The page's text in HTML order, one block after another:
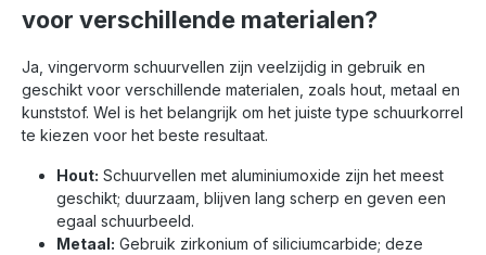
voor verschillende materialen?
Ja, vingervorm schuurvellen zijn veelzijdig in gebruik en
geschikt voor verschillende materialen, zoals hout, metaal en
kunststof. Wel is het belangrijk om het juiste type schuurkorrel
te kiezen voor het beste resultaat.
Hout: Schuurvellen met aluminiumoxide zijn het meest
geschikt; duurzaam, blijven lang scherp en geven een
egaal schuurbeeld.
Metaal: Gebruik zirkonium of siliciumcarbide; deze